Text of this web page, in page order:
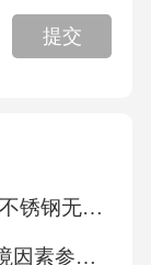
提交
GB/T 47877-2026液氢储运用不锈钢无缝钢管
高中生物 重点强化练78 环境因素参与调节植物的生命活动